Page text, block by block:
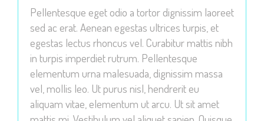
Pellentesque eget odio a tortor dignissim laoreet
sed ac erat. Aenean egestas ultrices turpis, et
egestas lectus rhoncus vel. Curabitur mattis nibh
in turpis imperdiet rutrum. Pellentesque
elementum urna malesuada, dignissim massa
vel, mollis leo. Ut purus nisl, hendrerit eu
aliquam vitae, elementum ut arcu. Ut sit amet
improve the
website's
functionality
and
structure,
based on
how the
website is